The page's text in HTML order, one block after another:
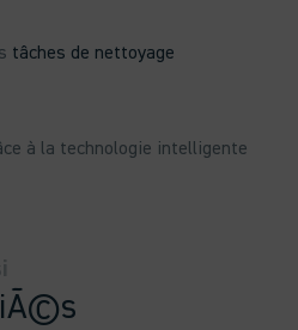
tâches de nettoyage
à la technologie intelligente